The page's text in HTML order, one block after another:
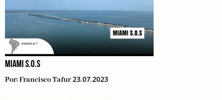
MIAMI S.O.S
Por:Francisco Tafur 23.07.2023